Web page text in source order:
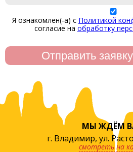
Я ознакомлен(-а) с Политикой
согласие на обработку
МЫ ЖДЁМ
г. Владимир, ул.
смотреть на